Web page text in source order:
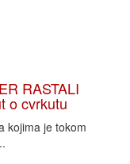
RASTALI
o cvrkutu
kojima je tokom